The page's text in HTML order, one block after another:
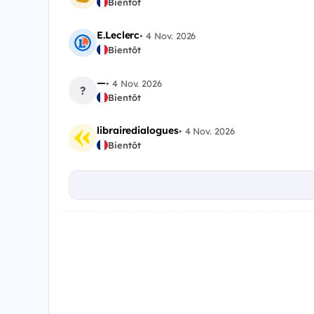
E.Leclerc•4 Nov. 2026
Bientôt
?
—• 4 Nov. 2026
Bientôt
librairedialogues• 4 Nov. 2026
Bientôt